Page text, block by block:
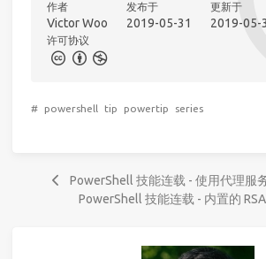
作者
Victor Woo
发布于
2019-05-31
更新于
2019-05-
许可协议
# powershell tip powertip series
PowerShell 技能连载 - 使用代理服
PowerShell 技能连载 - 内置的